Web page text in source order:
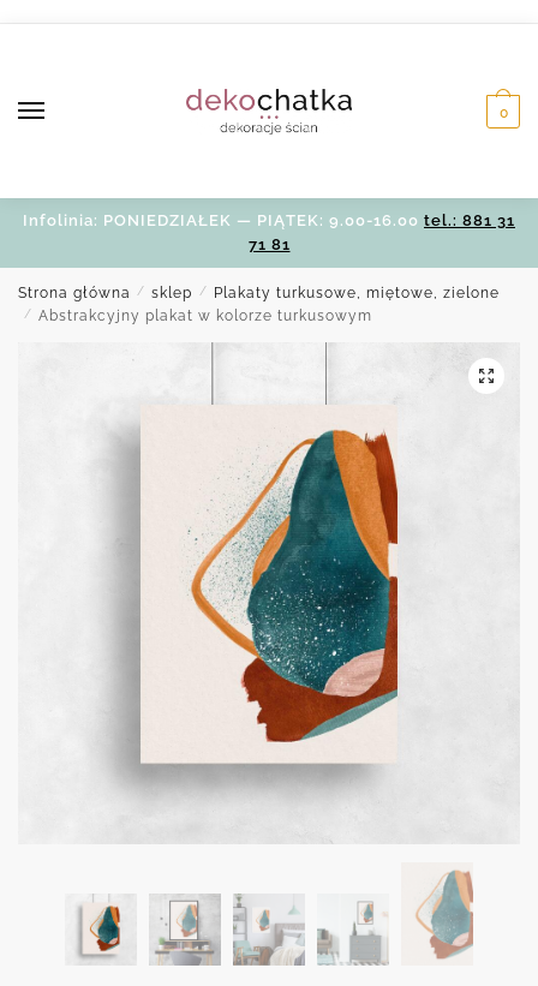
0
Infolinia: PONIEDZIAŁEK — PIĄTEK: 9.00-16.00 tel.: 881 31
71 81
Strona główna / sklep / Plakaty turkusowe, miętowe, zielone
/ Abstrakcyjny plakat w kolorze turkusowym